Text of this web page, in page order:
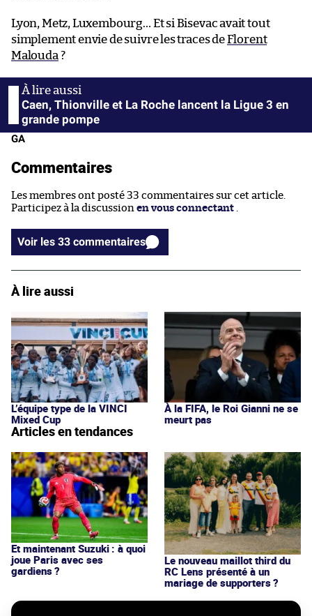
Lyon, Metz, Luxembourg… Et si Bisevac avait tout
simplement envie de suivre les traces deFlorent
Malouda ?
Caen, Thionville et La Roche lancent la Ligue 3 en
grande pompe
GA
Commentaires
Les membres ont posté 33 commentaires sur cet article.
Participez à la discussion en vous connectant
Voir les 33 commentaires
À lire aussi
L’équipe type de la VINCI
Mixed Cup
À la FIFA, le Roi Gianni ne se
meurt pas
Articles en tendances
Et maintenant Suzuki : à quoi
joue Paris avec ses
gardiens ?
Le nouveau maillot third du
RC Lens présenté à un
mariage de supporters ?